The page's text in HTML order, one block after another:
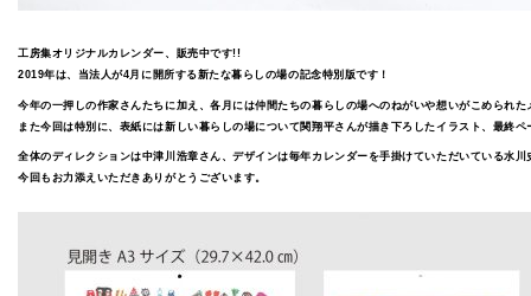
工房集オリジナルカレンダー、販売中です!!
2019年は、当法人が4月に開所する新たな暮らしの場の記念特別版です！
今年の一押しの作家さんたちに加え、各月には仲間たちの暮らしの場へのねがいや想いがこめられ
また今回は特別に、表紙には新しい暮らしの場について関翔平さんが描き下ろしたイラスト、最終
全体のディレクションは中津川浩章さん、デザインは毎年カレンダーを手掛けていただいている水
今回もお力添えいただきありがとうございます。